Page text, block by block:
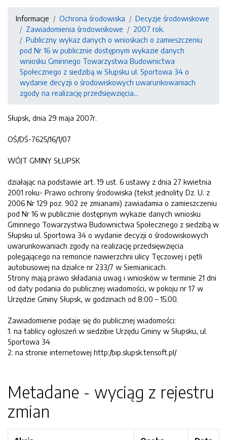
Informacje Ochrona środowiska
Decyzje środowiskowe
Zawiadomienia środowiskowe
2007 rok.
Publiczny wykaz danych o wnioskach o zamieszczeniu
pod Nr 16 w publicznie dostępnym wykazie danych
wniosku Gminnego Towarzystwa Budownictwa
Społecznego z siedzibą w Słupsku ul. Sportowa 34 o
wydanie decyzji o środowiskowych uwarunkowaniach
zgody na realizację przedsięwzięcia...
Słupsk, dnia 29 maja 2007r.
OŚ/DŚ-7625/16/1/07
WÓJT GMINY SŁUPSK
działając na podstawie art. 19 ust. 6 ustawy z dnia 27 kwietnia
2001 roku- Prawo ochrony środowiska (tekst jednolity Dz. U. z
2006 Nr 129 poz. 902 ze zmianami) zawiadamia o zamieszczeniu
pod Nr 16 w publicznie dostępnym wykazie danych wniosku
Gminnego Towarzystwa Budownictwa Społecznego z siedzibą w
Słupsku ul. Sportowa 34 o wydanie decyzji o środowiskowych
uwarunkowaniach zgody na realizację przedsięwzięcia
polegającego na remoncie nawierzchni ulicy Tęczowej i pętli
autobusowej na działce nr 233/7 w Siemianicach.
Strony mają prawo składania uwag i wniosków w terminie 21 dni
od daty podania do publicznej wiadomości, w pokoju nr 17 w
Urzędzie Gminy Słupsk, w godzinach od 8:00 – 15:00.
Zawiadomienie podaje się do publicznej wiadomości:
1. na tablicy ogłoszeń w siedzibie Urzędu Gminy w Słupsku, ul.
Sportowa 34
2. na stronie internetowej http:/bip.slupsk.tensoft.pl/
Metadane - wyciąg z rejestru
zmian